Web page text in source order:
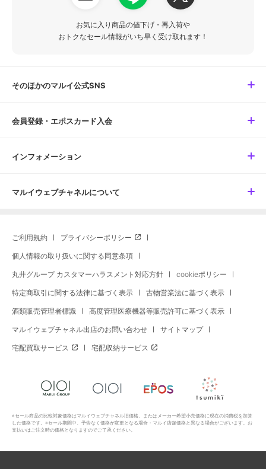
お気に入り商品の値下げ・再入荷や
おトクなセール情報がいち早く受け取れます！
そのほかのマルイ公式SNS
会員登録・エポスカード入会
インフォメーション
マルイウェブチャネルについて
ご利用規約 プライバシーポリシー
個人情報の取り扱いに関する同意条項
丸井グループ カスタマーハラスメント対応方針 cookieポリシー
特定商取引に関する法律に基づく表示 古物営業法に基づく表示
酒類販売管理者標識 高度管理医療機器等販売許可に基づく表示
マルイウェブチャネル出店のお問い合わせ サイトマップ
宅配買取サービス 宅配収納サービス
※セール商品の比較対象価格はマルイウェブチャネル旧価格、またはメーカー希望小売価格に現在の消費税を加算
した価格です。※セール期間中、予告なく価格が変更となる場合・マルイ店舗価格と異なる場合がございます。お
支払いはご注文時の価格となりますのでご了承ください。